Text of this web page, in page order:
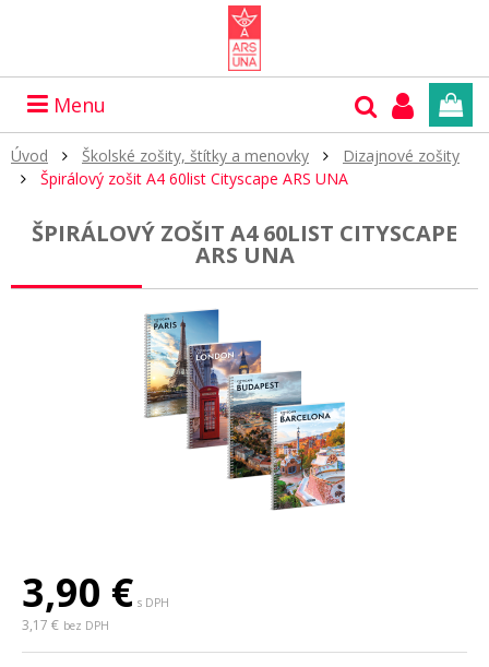
Menu
Úvod Školské zošity, štítky a menovky
Dizajnové zošity
Špirálový zošit A4 60list Cityscape ARS UNA
ŠPIRÁLOVÝ ZOŠIT A4 60LIST CITYSCAPE
ARS UNA
3,90 € s DPH
3,17 € bez DPH